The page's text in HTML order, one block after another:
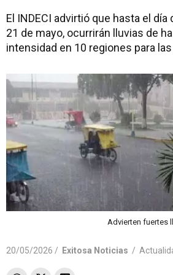
El INDECI advirtió que hasta el día
21 de mayo, ocurrirán lluvias de
intensidad en 10 regiones para
Advierten fuertes
20/05/2026 / Exitosa Noticias /